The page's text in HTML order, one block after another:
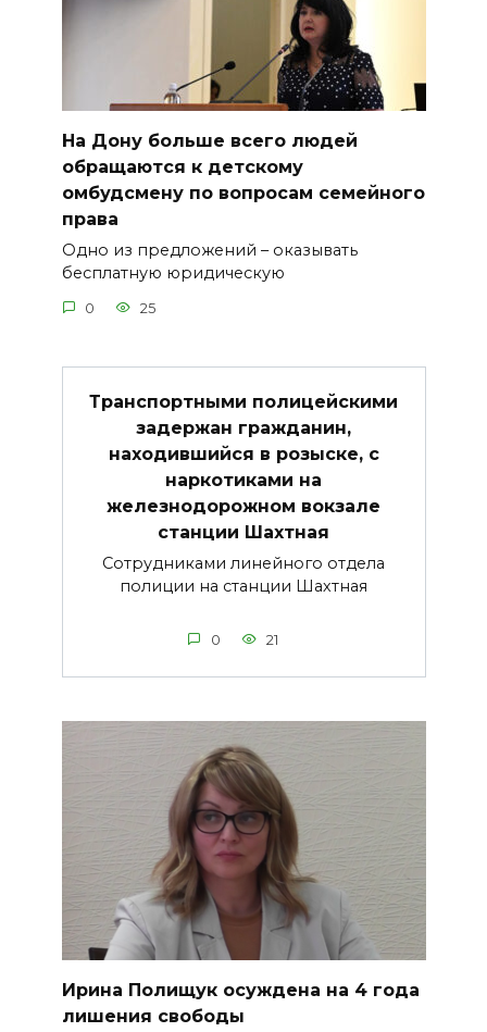
На Дону больше всего людей
обращаются к детскому
омбудсмену по вопросам семейного
права
Одно из предложений – оказывать
бесплатную юридическую
0 25
Транспортными полицейскими
задержан гражданин,
находившийся в розыске, с
наркотиками на
железнодорожном вокзале
станции Шахтная
Сотрудниками линейного отдела
полиции на станции Шахтная
0 21
Ирина Полищук осуждена на 4 года
лишения свободы